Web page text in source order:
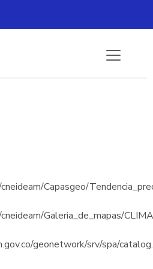
Capasgeo/
Galeria_de_mapas/
geonetwork/srv/spa/